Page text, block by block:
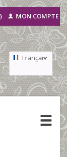
MON COMPTE
Français
Nederlands